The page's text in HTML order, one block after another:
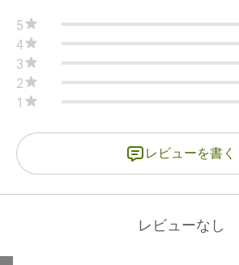
5
4
3
2
1
レビューを書く
レビューなし